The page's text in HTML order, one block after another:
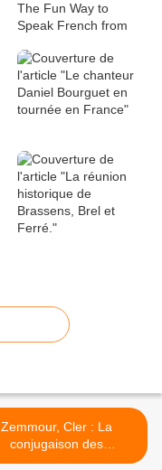
Zemmour, Cler : La
conjugaison des
conservatismes négatifs >